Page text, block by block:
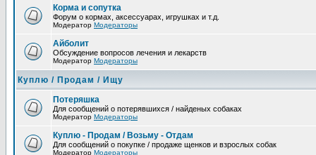
Корма и сопутка
Форум о кормах, аксессуарах, игрушках и т.д.
Модератор Модераторы
Айболит
Обсуждение вопросов лечения и лекарств
Модератор Модераторы
Куплю / Продам / Ищу
Потеряшка
Для сообщений о потерявшихся / найденых собаках
Модератор Модераторы
Куплю - Продам / Возьму - Отдам
Для сообщений о покупке / продаже щенков и взрослых собак
Модератор Модераторы